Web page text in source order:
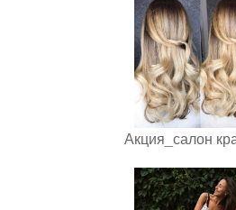
Акция_салон